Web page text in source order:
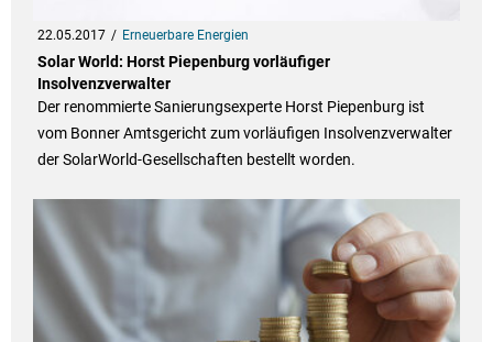
22.05.2017 Erneuerbare Energien
Solar World: Horst Piepenburg vorläufiger
Insolvenzverwalter
Der renommierte Sanierungsexperte Horst Piepenburg ist
vom Bonner Amtsgericht zum vorläufigen Insolvenzverwalter
der SolarWorld-Gesellschaften bestellt worden.